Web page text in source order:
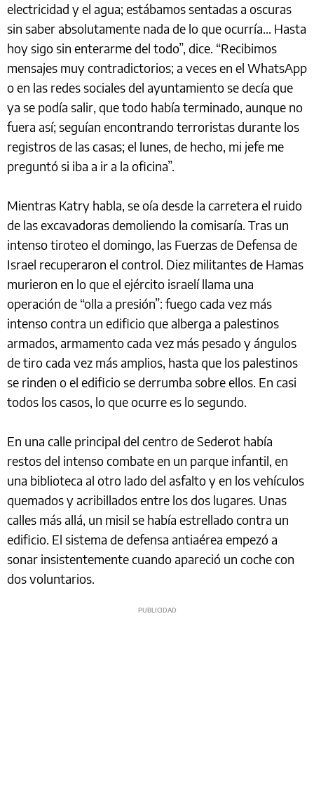
electricidad y el agua; estábamos sentadas a oscuras
sin saber absolutamente nada de lo que ocurría... Hasta
hoy sigo sin enterarme del todo”, dice. “Recibimos
mensajes muy contradictorios; a veces en el WhatsApp
o en las redes sociales del ayuntamiento se decía que
ya se podía salir, que todo había terminado, aunque no
fuera así; seguían encontrando terroristas durante los
registros de las casas; el lunes, de hecho, mi jefe me
preguntó si iba a ir a la oficina”.
Mientras Katry habla, se oía desde la carretera el ruido
de las excavadoras demoliendo la comisaría. Tras un
intenso tiroteo el domingo, las Fuerzas de Defensa de
Israel recuperaron el control. Diez militantes de Hamas
murieron en lo que el ejército israelí llama una
operación de “olla a presión”: fuego cada vez más
intenso contra un edificio que alberga a palestinos
armados, armamento cada vez más pesado y ángulos
de tiro cada vez más amplios, hasta que los palestinos
se rinden o el edificio se derrumba sobre ellos. En casi
todos los casos, lo que ocurre es lo segundo.
En una calle principal del centro de Sederot había
restos del intenso combate en un parque infantil, en
una biblioteca al otro lado del asfalto y en los vehículos
quemados y acribillados entre los dos lugares. Unas
calles más allá, un misil se había estrellado contra un
edificio. El sistema de defensa antiaérea empezó a
sonar insistentemente cuando apareció un coche con
dos voluntarios.